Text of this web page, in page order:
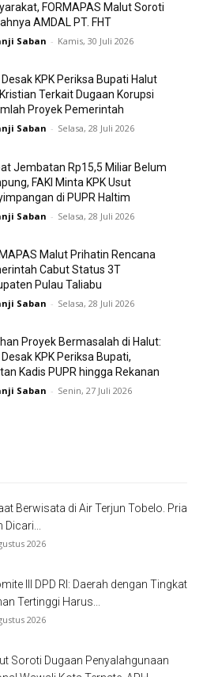
FORMAPAS Malut Soroti
AMDAL PT. FHT
Saban - Kamis, 30 Juli 2026
Desak KPK Periksa Bupati Halut
Terkait Dugaan Korupsi
Proyek Pemerintah
Saban - Selasa, 28 Juli 2026
Jembatan Rp15,5 Miliar Belum
FAKI Minta KPK Usut
di PUPR Haltim
Saban - Selasa, 28 Juli 2026
Malut Prihatin Rencana
Cabut Status 3T
Pulau Taliabu
Saban - Selasa, 28 Juli 2026
Proyek Bermasalah di Halut:
Desak KPK Periksa Bupati,
Kadis PUPR hingga Rekanan
Saban - Senin, 27 Juli 2026
Berwisata di Air Terjun Tobelo. Pria
2026
III DPD RI: Daerah dengan Tingkat
Tertinggi Harus...
2026
Soroti Dugaan Penyalahgunaan